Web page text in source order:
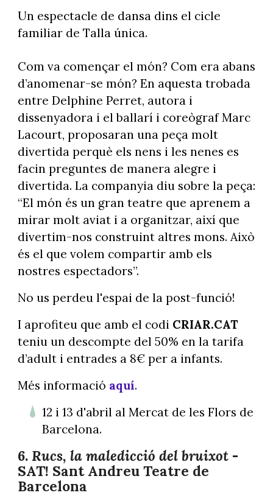
Un espectacle de dansa dins el cicle
familiar de Talla única.
Com va començar el món? Com era abans
d’anomenar-se món? En aquesta trobada
entre Delphine Perret, autora i
dissenyadora i el ballarí i coreògraf Marc
Lacourt, proposaran una peça molt
divertida perquè els nens i les nenes es
facin preguntes de manera alegre i
divertida. La companyia diu sobre la peça:
“El món és un gran teatre que aprenem a
mirar molt aviat i a organitzar, així que
divertim-nos construint altres mons. Això
és el que volem compartir amb els
nostres espectadors”.
No us perdeu l'espai de la post-funció!
I aprofiteu que amb el codi CRIAR.CAT
teniu un descompte del 50% en la tarifa
d’adult i entrades a 8€ per a infants.
Més informació aquí.
12 i 13 d'abril al Mercat de les Flors de
Barcelona.
6. Rucs, la maledicció del bruixot-
SAT! Sant Andreu Teatre de
Barcelona